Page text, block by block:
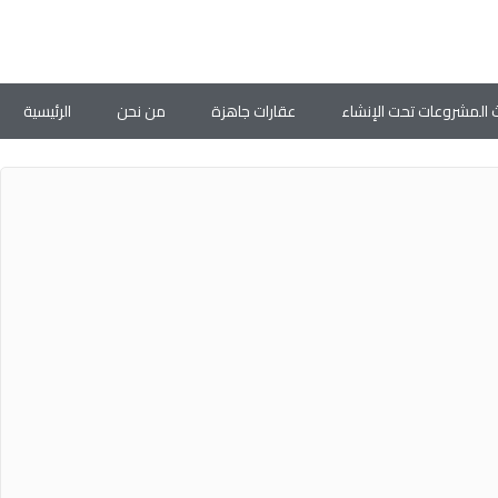
الرئيسية من نحن عقارات جاهزة المشروعات تحت الإنشاء